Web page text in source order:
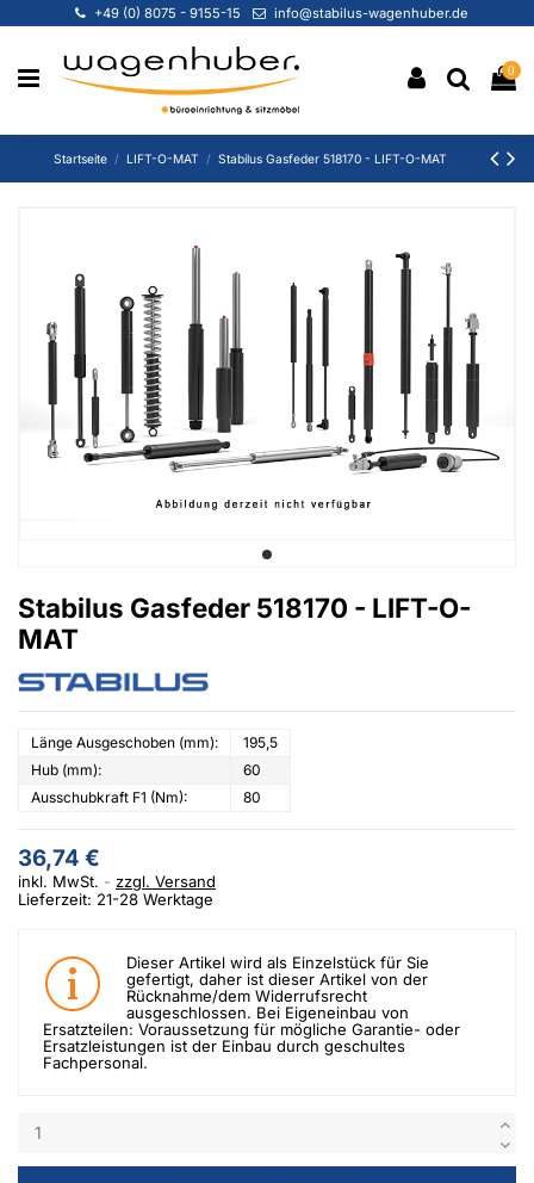
+49 (0) 8075 - 9155-15 info@stabilus-wagenhuber.de
0
Startseite LIFT-O-MAT Stabilus Gasfeder 518170 - LIFT-O-MAT
Stabilus Gasfeder 518170 - LIFT-O-
MAT
Länge Ausgeschoben (mm):
195,5
Hub (mm):
60
Ausschubkraft F1 (Nm):
80
36,74 €
inkl. MwSt.
zzgl. Versand
Lieferzeit: 21-28 Werktage
Dieser Artikel wird als Einzelstück für Sie
gefertigt, daher ist dieser Artikel von der
Rücknahme/dem Widerrufsrecht
ausgeschlossen. Bei Eigeneinbau von
Ersatzteilen: Voraussetzung für mögliche Garantie- oder
Ersatzleistungen ist der Einbau durch geschultes
Fachpersonal.